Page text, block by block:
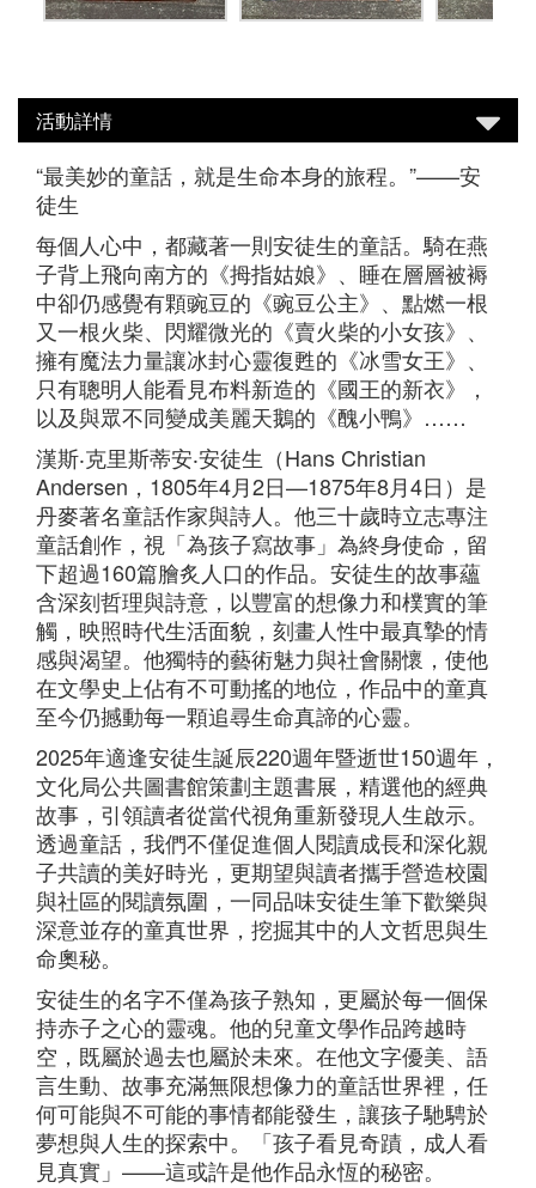
活動詳情
“最美妙的童話，就是生命本身的旅程。”——安
徒生
每個人心中，都藏著一則安徒生的童話。騎在燕
子背上飛向南方的《拇指姑娘》、睡在層層被褥
中卻仍感覺有顆豌豆的《豌豆公主》、點燃一根
又一根火柴、閃耀微光的《賣火柴的小女孩》、
擁有魔法力量讓冰封心靈復甦的《冰雪女王》、
只有聰明人能看見布料新造的《國王的新衣》，
以及與眾不同變成美麗天鵝的《醜小鴨》……
漢斯‧克里斯蒂安‧安徒生（Hans Christian
Andersen，1805年4月2日—1875年8月4日）是
丹麥著名童話作家與詩人。他三十歲時立志專注
童話創作，視「為孩子寫故事」為終身使命，留
下超過160篇膾炙人口的作品。安徒生的故事蘊
含深刻哲理與詩意，以豐富的想像力和樸實的筆
觸，映照時代生活面貌，刻畫人性中最真摯的情
感與渴望。他獨特的藝術魅力與社會關懷，使他
在文學史上佔有不可動搖的地位，作品中的童真
至今仍撼動每一顆追尋生命真諦的心靈。
2025年適逢安徒生誕辰220週年暨逝世150週年，
文化局公共圖書館策劃主題書展，精選他的經典
故事，引領讀者從當代視角重新發現人生啟示。
透過童話，我們不僅促進個人閱讀成長和深化親
子共讀的美好時光，更期望與讀者攜手營造校園
與社區的閱讀氛圍，一同品味安徒生筆下歡樂與
深意並存的童真世界，挖掘其中的人文哲思與生
命奧秘。
安徒生的名字不僅為孩子熟知，更屬於每一個保
持赤子之心的靈魂。他的兒童文學作品跨越時
空，既屬於過去也屬於未來。在他文字優美、語
言生動、故事充滿無限想像力的童話世界裡，任
何可能與不可能的事情都能發生，讓孩子馳騁於
夢想與人生的探索中。「孩子看見奇蹟，成人看
見真實」——這或許是他作品永恆的秘密。